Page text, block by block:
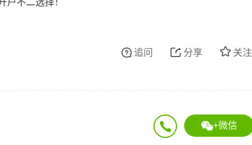
户不二选择！
关注
分享
追问
+微信